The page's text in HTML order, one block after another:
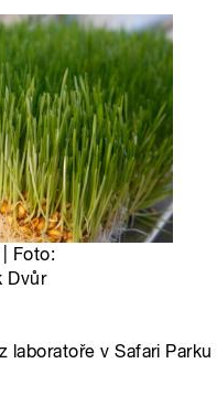
Foto:
Dvůr
laboratoře v Safari Parku